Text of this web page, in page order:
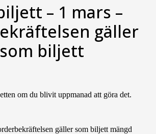
– 1 mars –
gäller
som biljett
om du blivit uppmanad att göra det.
gäller som biljett mängd